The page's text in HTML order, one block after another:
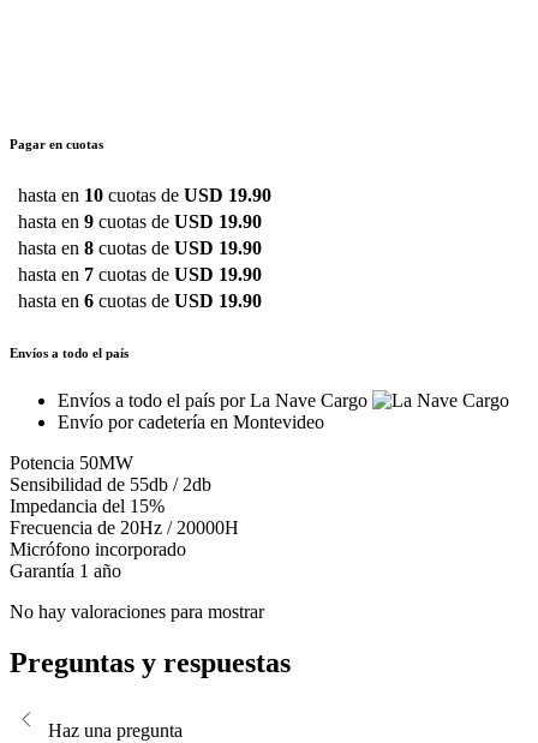
Pagar en cuotas
hasta en 10 cuotas de USD 19.90
hasta en 9 cuotas de USD 19.90
hasta en 8 cuotas de USD 19.90
hasta en 7 cuotas de USD 19.90
hasta en 6 cuotas de USD 19.90
Envíos a todo el país
Envíos a todo el país por La Nave Cargo
Envío por cadetería en Montevideo
Potencia 50MW
Sensibilidad de 55db / 2db
Impedancia del 15%
Frecuencia de 20Hz / 20000H
Micrófono incorporado
Garantía 1 año
No hay valoraciones para mostrar
Preguntas y respuestas
Haz una pregunta